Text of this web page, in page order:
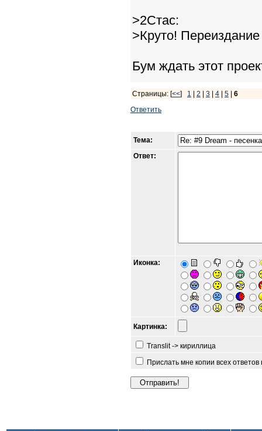
>2Стас:
>Круто!
Бум ждать этот
Страницы: [<<] 1 2 3 4 5
6
Ответить
Тема:
Ответ:
Иконка:
Картинка:
Translit -> кириллица
Прислать мне копии всех